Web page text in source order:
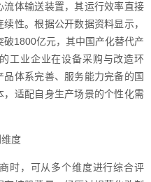
体输送装置，其运行效率直接
性。根据公开数据资料显示，
1800亿元，其中国产化替代产
工业企业在设备采购与改造环
体系完善、服务能力完备的国
适配自身生产场景的个性化需
度
时，可从多个维度进行综合评